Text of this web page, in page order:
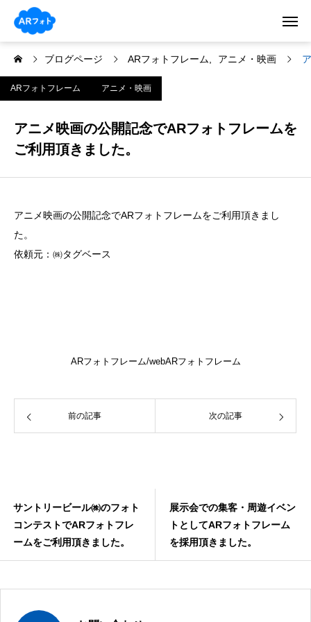
ブログページ ARフォトフレーム アニメ・映画
ARフォトフレーム アニメ・映画
アニメ映画の公開記念でARフォトフレームを
ご利用頂きました。
アニメ映画の公開記念でARフォトフレームをご利用頂きまし
た。
依頼元：㈱タグベース
ARフォトフレーム/webARフォトフレーム
前の記事 次の記事
サントリービール㈱のフォト
コンテストでARフォトフレ
ームをご利用頂きました。
展示会での集客・周遊イベン
トとしてARフォトフレーム
を採用頂きました。